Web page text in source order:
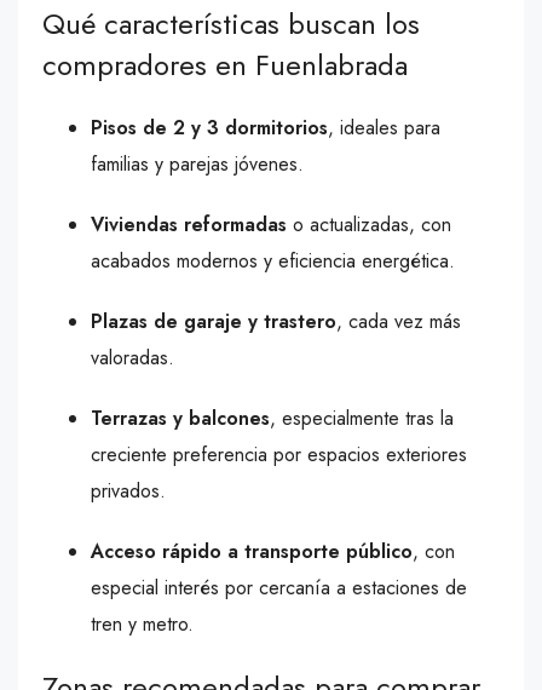
Qué características buscan los
compradores en Fuenlabrada
Pisos de 2 y 3 dormitorios, ideales para
familias y parejas jóvenes.
Viviendas reformadas o actualizadas, con
acabados modernos y eficiencia energética.
Plazas de garaje y trastero, cada vez más
valoradas.
Terrazas y balcones, especialmente tras la
creciente preferencia por espacios exteriores
privados.
Acceso rápido a transporte público, con
especial interés por cercanía a estaciones de
tren y metro.